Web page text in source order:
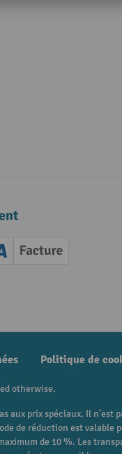
(Visa)
Facture
Politique de
otherwise.
aux prix spéciaux. Il
de réduction est
de 10 %. Les